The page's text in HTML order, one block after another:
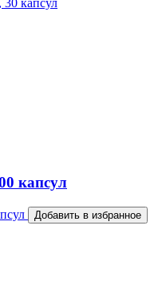
капсул
Добавить в избранное